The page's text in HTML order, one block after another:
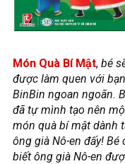
Món Quà Bí Mật, bé
được làm quen với
BinBin ngoan ngoãn.
đã tự mình tạo nên
món quà bí mật dành
ông già Nô-en đấy! Bé
biết ông già Nô-en